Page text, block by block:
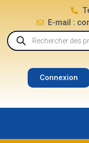
E-mail :
Connexion